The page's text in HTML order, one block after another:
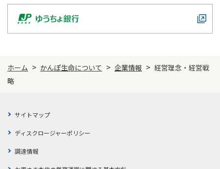
ホーム > かんぽ生命について > 企業情報 > 経営理念・経営戦
略
サイトマップ
ディスクロージャーポリシー
調達情報